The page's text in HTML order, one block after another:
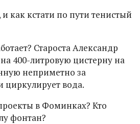
как кстати по пути тенистый
Староста Александр
400-литровую цистерну на
неприметно за
циркулирует вода.
в Фоминках? Кто
фонтан?